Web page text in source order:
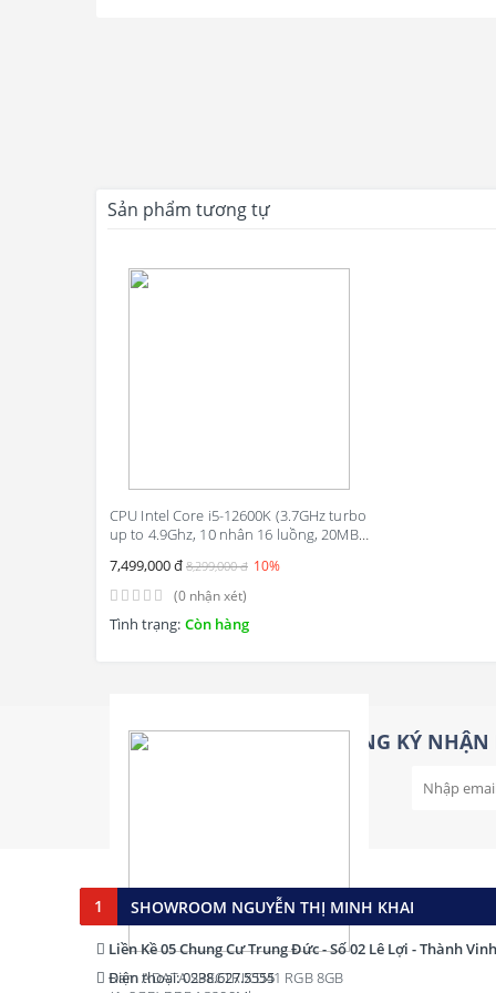
Bên trong NZXT C1200W sẽ là chiếc quạt PWM 135mm
hiệu quả, đồng thời chiếc fan tản nhiệt còn đem đến sự
Sản phẩm tương tự
CPU Intel Core i5-12600K (3.7GHz turbo
up to 4.9Ghz, 10 nhân 16 luồng, 20MB
1700/Alder Lake)
7,499,000 đ 8,299,000 đ 10%
(0 nhận xét)
Tình trạng: Còn hàng
Ram ADATA SPECTRIX D41 RGB 8GB
ĐĂNG KÝ
1 SHOWROOM NGUYỄN THỊ MINH KHAI
Liền Kề 05 Chung Cư Trung Đức - Số 02 Lê Lợi - Thành
Điện thoại: 0238.627.5555